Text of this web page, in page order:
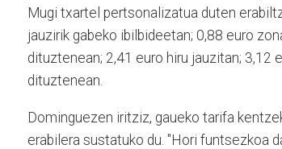
Mugi txartel pertsonalizatua duten
jauzirik gabeko ibilbideetan; 0,88 euro
dituztenean; 2,41 euro hiru jauzitan; 3,12
dituztenean.
Dominguezen iritziz, gaueko tarifa
erabilera sustatuko du. "Hori funtsezkoa